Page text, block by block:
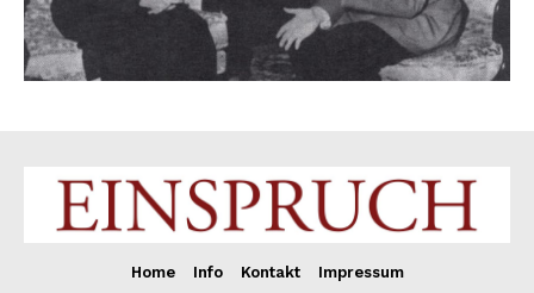
Home Info Kontakt Impressum